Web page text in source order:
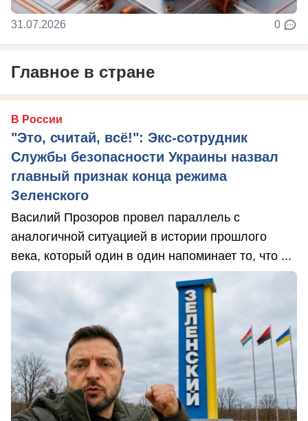
31.07.2026 0
Главное в стране
В России
"Это, считай, всё!": Экс-сотрудник
Службы безопасности Украины назвал
главный признак конца режима
Зеленского
Василий Прозоров провел параллель с
аналогичной ситуацией в истории прошлого
века, который один в один напоминает то, что ...